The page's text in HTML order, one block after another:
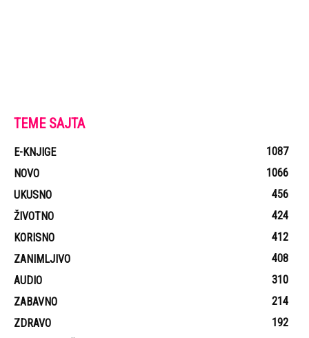
TEME SAJTA
E-KNJIGE
1087
NOVO
1066
UKUSNO
456
ŽIVOTNO
424
KORISNO
412
ZANIMLJIVO
408
AUDIO
310
ZABAVNO
214
ZDRAVO
192